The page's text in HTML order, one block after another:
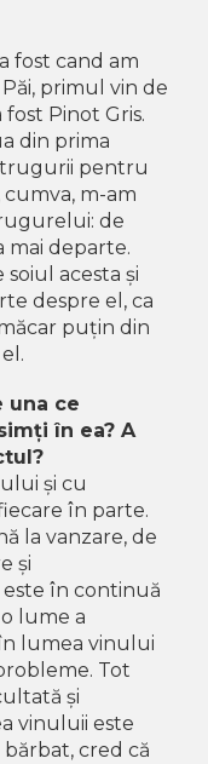
fost cand am
primul vin de
fost Pinot Gris.
din prima
pentru
cumva, m-am
de
mai departe.
acesta și
despre el, ca
puțin din
una ce
în ea? A
și cu
în parte.
la vanzare, de
și
în continuă
lume a
lumea vinului
Tot
și
vinuluii este
cred că